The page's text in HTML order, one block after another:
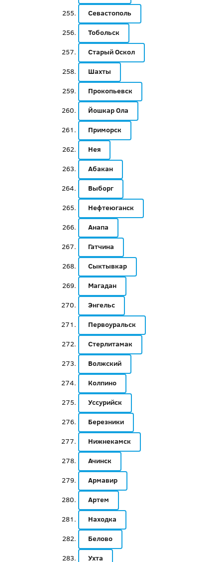
Севастополь
Тобольск
Старый Оскол
Шахты
Прокопьевск
Йошкар Ола
Приморск
Нея
Абакан
Выборг
Нефтеюганск
Анапа
Гатчина
Сыктывкар
Магадан
Энгельс
Первоуральск
Стерлитамак
Волжский
Колпино
Уссурийск
Березники
Нижнекамск
Ачинск
Армавир
Артем
Находка
Белово
Ухта